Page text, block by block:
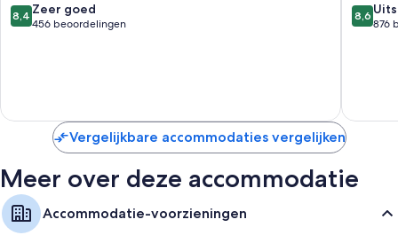
Flatscreentelevisies met satellietzenders en dvd-spelers
Aparte zitruimtes, aparte eetruimtes en keukens
8.4
van
8,4 Zeer goed
456 beoordelingen
Inclusive
Mogan
8.6
van
8,6
876
Vergelijkbare accommodaties vergelijken
Meer over deze accommodatie
Accommodatie-voorzieningen